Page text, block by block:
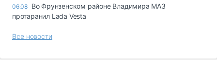
06.08 Во Фрунзенском районе Владимира МАЗ
протаранил Lada Vesta
Все новости